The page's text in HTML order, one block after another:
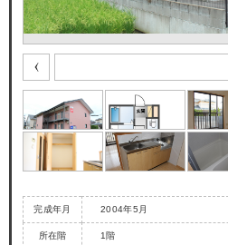
完成年月 2004年5月
所在階 1階